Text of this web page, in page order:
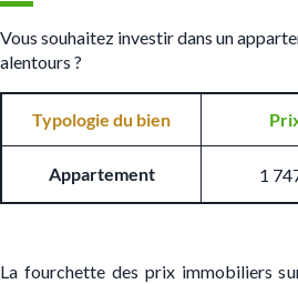
Vous souhaitez investir dans un
alentours ?
Typologie du bien
Appartement 1
La fourchette des prix immobiliers